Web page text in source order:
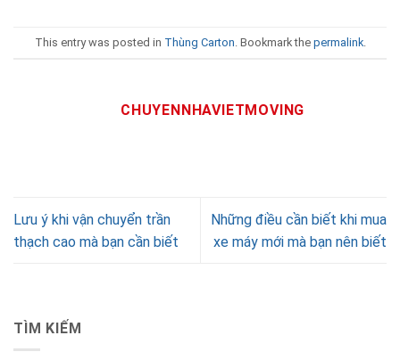
This entry was posted in Thùng Carton . Bookmark the permalink.
CHUYENNHAVIETMOVING
Lưu ý khi vận chuyển trần
thạch cao mà bạn cần biết
Những điều cần biết khi mua
xe máy mới mà bạn nên biết
TÌM KIẾM